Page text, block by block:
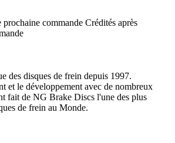
prochaine commande Crédités après
des disques de frein depuis 1997.
et le développement avec de nombreux
fait de NG Brake Discs l'une des plus
de frein au Monde.